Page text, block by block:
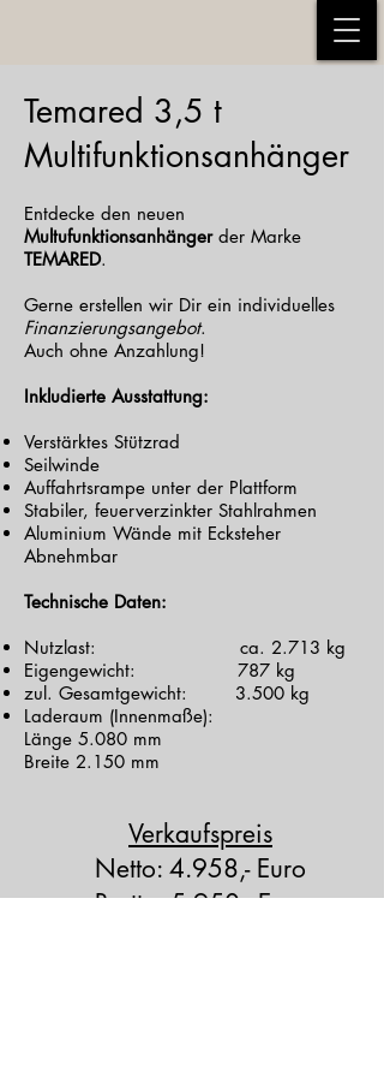
Temared 3,5 t
Multifunktionsanhänger
Entdecke den neuen
Multufunktionsanhänger der Marke
TEMARED.
Gerne erstellen wir Dir ein individuelles
Finanzierungsangebot.
Auch ohne Anzahlung!
Inkludierte Ausstattung:
Verstärktes Stützrad
Seilwinde
Auffahrtsrampe unter der Plattform
Stabiler, feuerverzinkter Stahlrahmen
Aluminium Wände mit Ecksteher
Abnehmbar
Technische Daten:
Nutzlast: ca. 2.713 kg
Eigengewicht: 787 kg
zul. Gesamtgewicht: 3.500 kg
Laderaum (Innenmaße):
Länge 5.080 mm
Breite 2.150 mm
Verkaufspreis
Netto: 4.958,- Euro
Brutto: 5.950,- Euro